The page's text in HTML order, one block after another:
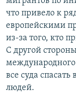
что привело к
европейскими
из-за того, кто
С другой
все суда
людей.